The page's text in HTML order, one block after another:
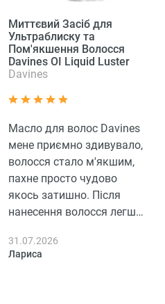
Миттєвий Засіб для
Ультраблиску та
Пом'якшення Волосся
Davines OI Liquid Luster
Davines
Масло для волос Davines
мене приємно здивувало,
волосся стало м'якшим,
пахне просто чудово
якось затишно. Після
нанесення волосся легше
більш гладке, хоча на
пухнастість особливо не
31.07.2026
Лариса